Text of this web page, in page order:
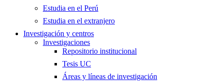
Estudia en el Perú
Estudia en el extranjero
Investigación y centros
Investigaciones
Repositorio institucional
Tesis UC
Áreas y líneas de investigación